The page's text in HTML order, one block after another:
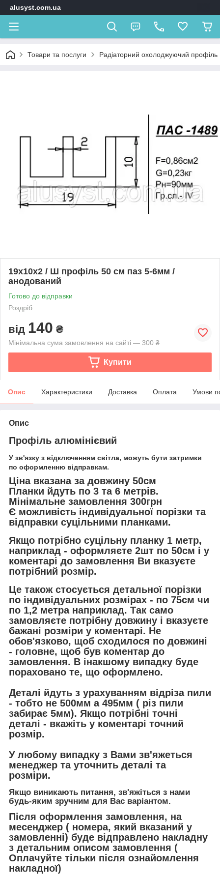
alusyst.com.ua
Товари та послуги Радіаторний охолоджуючий профіль
19х10х2 / Ш профіль 50 см паз 5-6мм /
анодований
Готово до відправки
Роздріб
від 140 ₴
Мінімальна сума замовлення на сайті — 300 ₴
Купити
Опис Характеристики Доставка Оплата Умови
Опис
Профіль алюмінієвий
У зв'язку з відключенням світла, можуть бути затримки
по оформленню відправкам.
Ціна вказана за довжину 50см
Планки йдуть по 3 та 6 метрів.
Мінімальне замовлення 300грн
Є можливість індивідуальної порізки та
відправки суцільними планками.
Якщо потрібно суцільну планку 1 метр,
наприклад - оформляєте 2шт по 50см і у
коментарі до замовлення Ви вказуєте
потрібний розмір.
Це також стосується детальної порізки
по індивідуальних розмірах - по 75см чи
по 1,2 метра наприклад. Так само
замовляєте потрібну довжину і вказуєте
бажані розміри у коментарі. Не
обов'язково, щоб сходилося по довжині
- головне, щоб був коментар до
замовлення. В інакшому випадку буде
пораховано те, що оформлено.
Деталі йдуть з урахуванням відріза пили
- тобто не 500мм а 495мм ( різ пили
забирає 5мм). Якщо потрібні точні
деталі - вкажіть у коментарі точний
розмір.
У любому випадку з Вами зв'яжеться
менеджер та уточнить деталі та
розміри.
Якщо виникають питання, зв'яжіться з нами
будь-яким зручним для Вас варіантом.
Після оформлення замовлення, на
месенджер ( номера, який вказаний у
замовленні) буде відправлено накладну
з детальним описом замовлення (
Оплачуйте тільки після ознайомлення
накладної)